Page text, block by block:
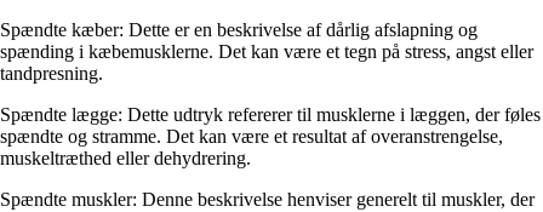
Spændte kæber: Dette er en beskrivelse af dårlig afslapning og
spænding i kæbemusklerne. Det kan være et tegn på stress, angst eller
tandpresning.
Spændte lægge: Dette udtryk refererer til musklerne i læggen, der føles
spændte og stramme. Det kan være et resultat af overanstrengelse,
muskeltræthed eller dehydrering.
Spændte muskler: Denne beskrivelse henviser generelt til muskler, der